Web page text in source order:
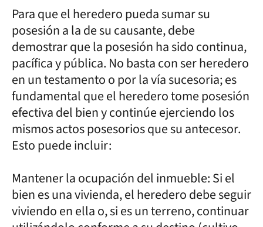
Para que el heredero pueda sumar su
posesión a la de su causante, debe
demostrar que la posesión ha sido continua,
pacífica y pública. No basta con ser heredero
en un testamento o por la vía sucesoria; es
fundamental que el heredero tome posesión
efectiva del bien y continúe ejerciendo los
mismos actos posesorios que su antecesor.
Esto puede incluir:
Mantener la ocupación del inmueble: Si el
bien es una vivienda, el heredero debe seguir
viviendo en ella o, si es un terreno, continuar